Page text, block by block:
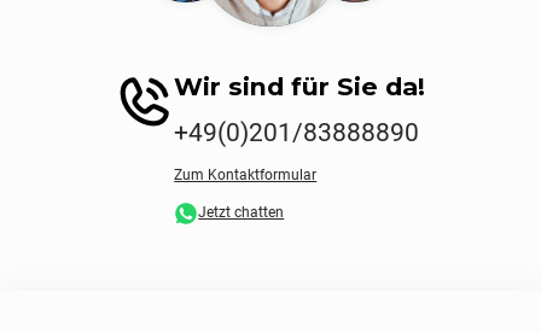
Wir sind für Sie da!
+49(0)201/83888890
Zum Kontaktformular
Jetzt chatten